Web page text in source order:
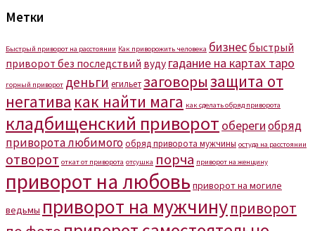
Метки
Быстрый приворот на расстоянии Как приворожить человека бизнесбыстрый
приворот без последствий вуду гадание на картах таро
горный приворот деньги егильетзаговорызащита от
негатива как найти мага как сделать обряд приворота
кладбищенский приворот оберегиобряд
приворота любимогообряд приворота мужчины остуда на расстоянии
отворот откат от приворота отсушка порча приворот на женщину
приворот на любовь приворот на могиле
ведьмы приворот на мужчинуприворот